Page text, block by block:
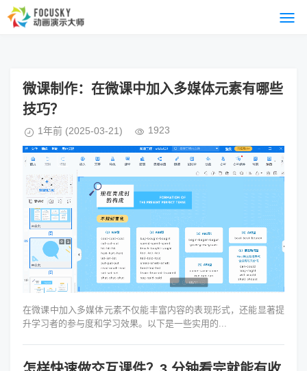
微课制作：在微课中加入多媒体元素有哪些
技巧？
1年前 (2025-03-21) 1923
在微课中加入多媒体元素不仅能丰富内容的表现形式，还能显著提
升学习者的参与度和学习效果。以下是一些实用的...